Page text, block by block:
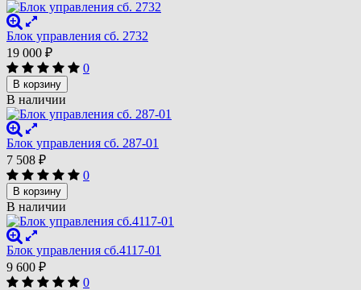
Блок управления сб. 2732
19 000 ₽
0
В корзину
В наличии
Блок управления сб. 287-01
7 508 ₽
0
В корзину
В наличии
Блок управления сб.4117-01
9 600 ₽
0